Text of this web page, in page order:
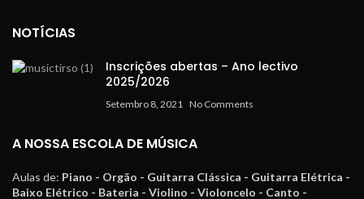
NOTÍCIAS
Inscrições abertas – Ano lectivo
2025/2026
Setembro 8, 2021 No Comments
A NOSSA ESCOLA DE MÚSICA
Aulas de: Piano - Orgão - Guitarra Clássica - Guitarra Elétrica -
Baixo Elétrico - Bateria - Violino - Violoncelo - Canto -